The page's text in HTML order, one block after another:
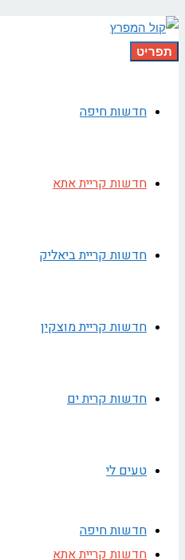
תפריט
חדשות חיפה
חדשות קריית אתא
חדשות קריית ביאליק
חדשות קריית מוצקין
חדשות קרית ים
טעים לי
חדשות חיפה
חדשות קריית אתא